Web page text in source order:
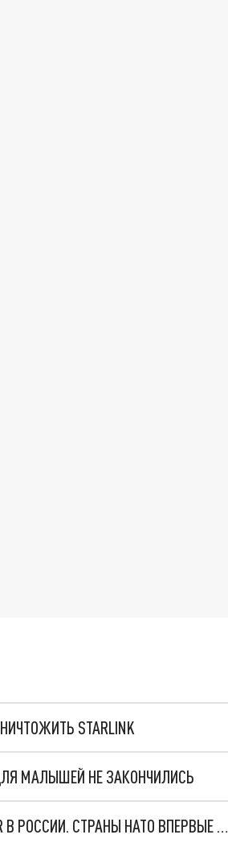
STARLINK
МАЛЫШЕЙ НЕ ЗАКОНЧИЛИСЬ
"ОЧЕНЬ ПЛОХИЕ НОВОСТИ": БОЛЬШАЯ ОШИБКА PALANTIR В РОССИИ. СТРАНЫ НАТО ВПЕРВЫЕ ЗА СВО ОСТАНОВИЛИ ПОСТАВКИ ОРУЖИЯ. ВСУ ТЕРЯЮТ ПРИГРАНИЧЬЕ?